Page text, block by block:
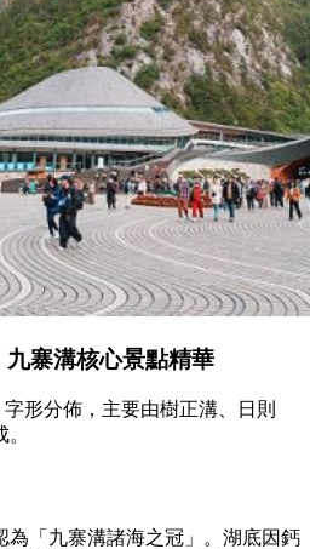
寨溝核心景點精華
形分佈，主要由樹正溝、日則
為「九寨溝諸海之冠」。湖底因鈣